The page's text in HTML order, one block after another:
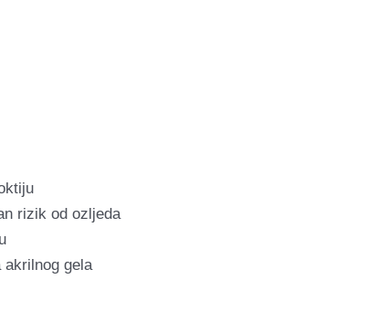
rizik od ozljeda
akrilnog gela